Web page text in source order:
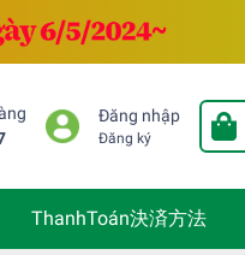
Đăng nhập
Đăng ký
ThanhToán決済方法